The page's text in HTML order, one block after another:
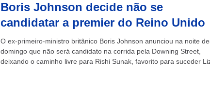
Boris Johnson decide não se
candidatar a premier do Reino Unido
O ex-primeiro-ministro britânico Boris Johnson anunciou na noite
domingo que não será candidato na corrida pela Downing Street,
deixando o caminho livre para Rishi Sunak, favorito para suceder